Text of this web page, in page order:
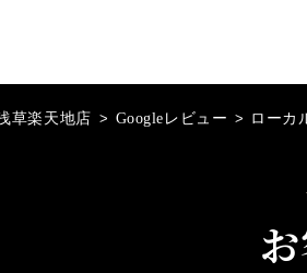
草楽天地店 > Googleレビュー > ローカ